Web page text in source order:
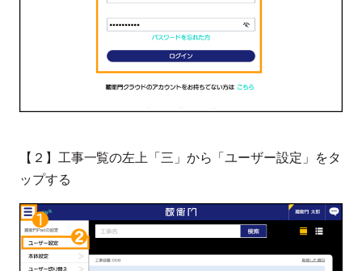
【２】工事一覧の左上「三」から「ユーザー設定」をタ
ップする